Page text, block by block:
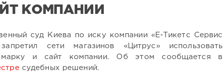
КОМПАНИИ
суд Киева по иску компании «Е-Тикетс Сервис
сети магазинов «Цитрус» использовать
марку и сайт компании. Об этом сообщается в
судебных решений.